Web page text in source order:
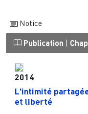
Notice
Publication |
2014
L'intimité
et liberté